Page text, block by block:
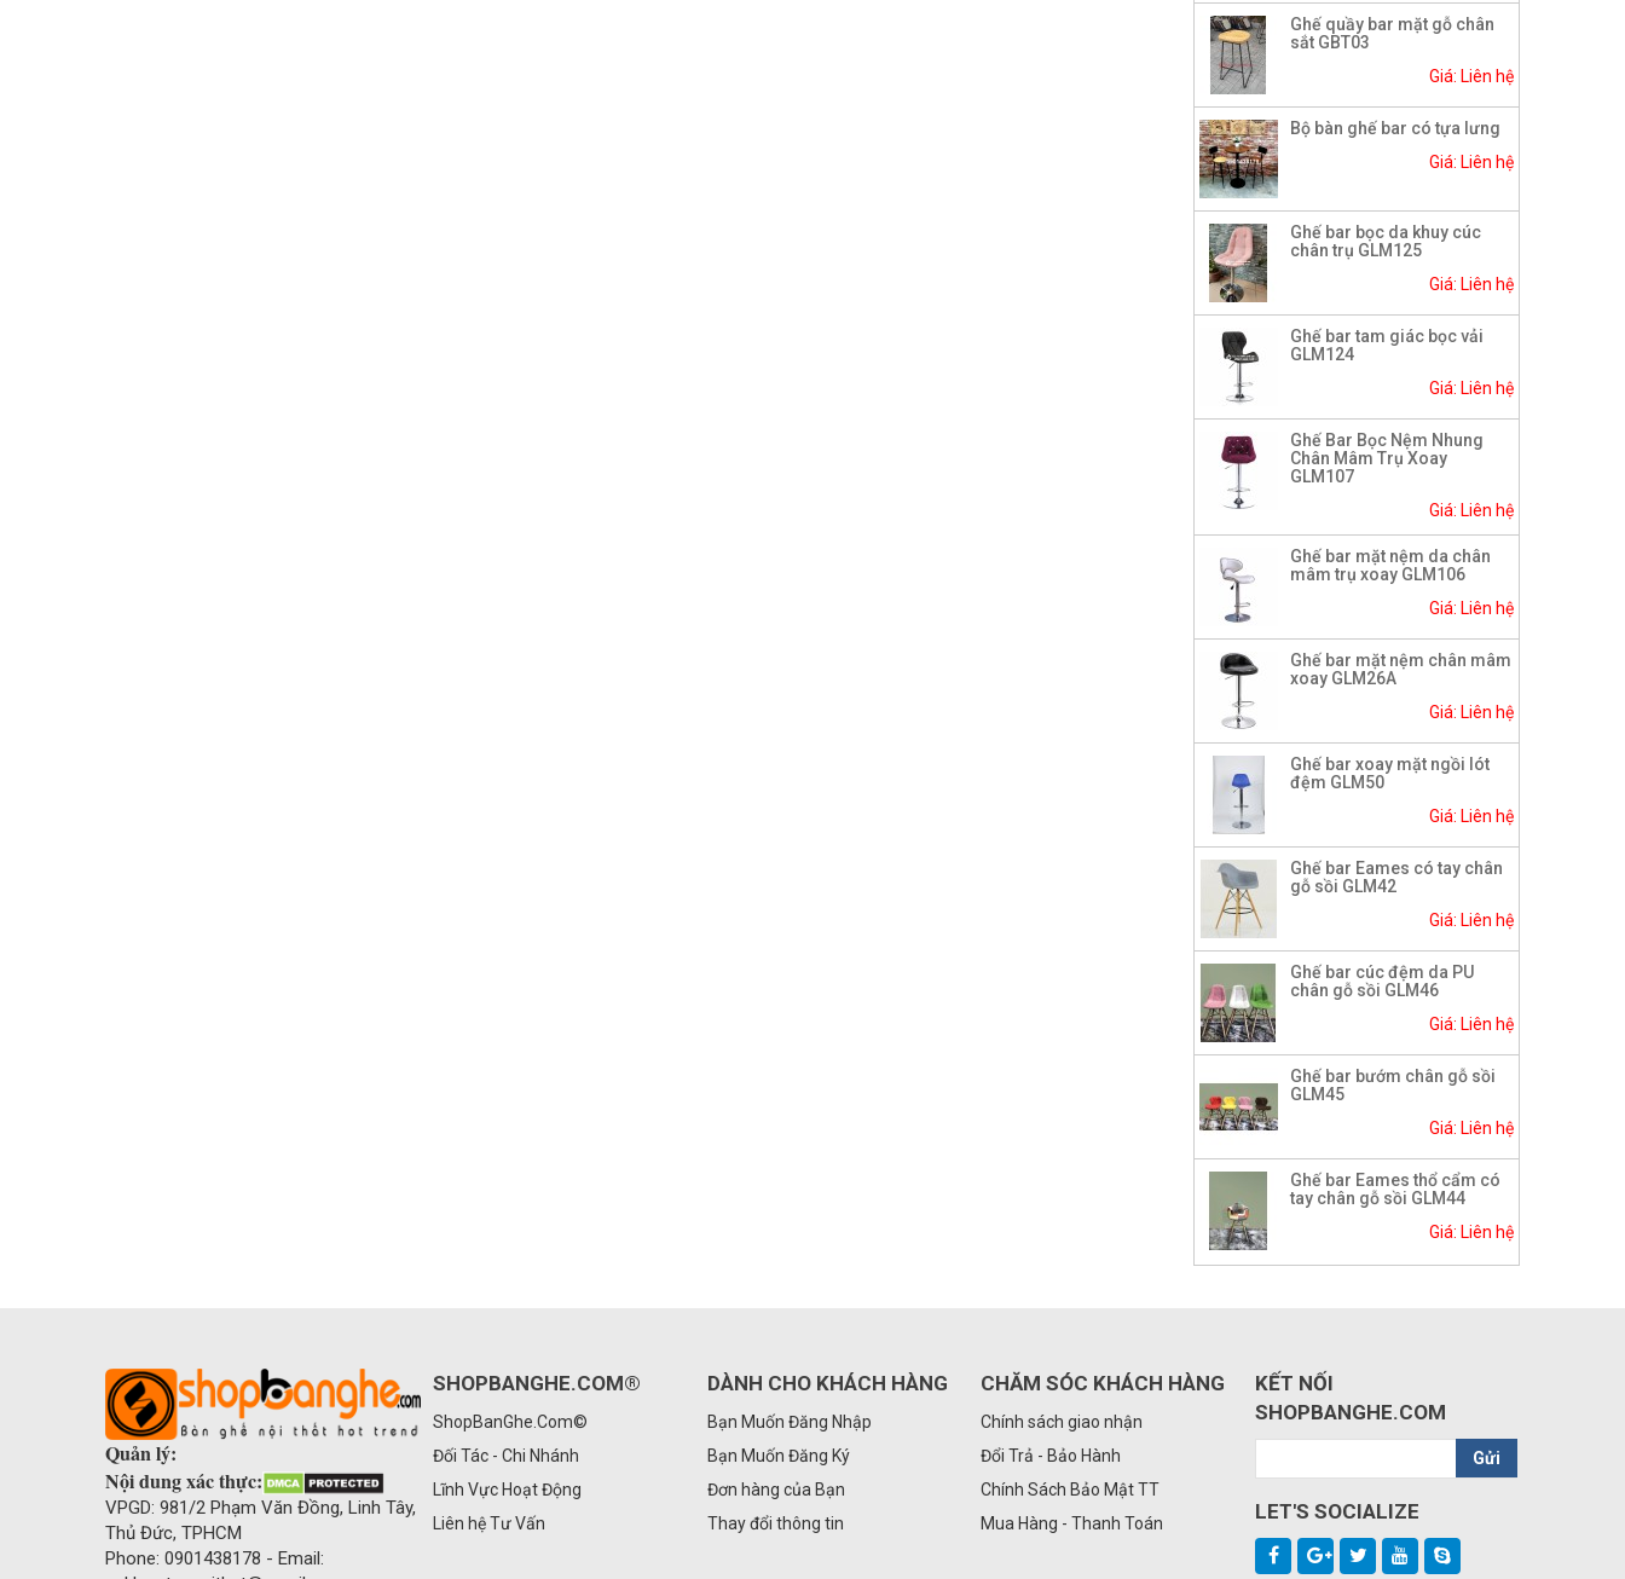
Ghế quầy bar mặt gỗ chân
sắt GBT03
Giá: Liên hệ
Bộ bàn ghế bar có tựa lưng
Giá: Liên hệ
Ghế bar bọc da khuy cúc
chân trụ GLM125
Giá: Liên hệ
Ghế bar tam giác bọc vải
GLM124
Giá: Liên hệ
Ghế Bar Bọc Nệm Nhung
Chân Mâm Trụ Xoay
GLM107
Giá: Liên hệ
Ghế bar mặt nệm da chân
mâm trụ xoay GLM106
Giá: Liên hệ
Ghế bar mặt nệm chân mâm
xoay GLM26A
Giá: Liên hệ
Ghế bar xoay mặt ngồi lót
đệm GLM50
Giá: Liên hệ
Ghế bar Eames có tay chân
gỗ sồi GLM42
Giá: Liên hệ
Ghế bar cúc đệm da PU
chân gỗ sồi GLM46
Giá: Liên hệ
Ghế bar bướm chân gỗ sồi
GLM45
Giá: Liên hệ
Ghế bar Eames thổ cẩm có
tay chân gỗ sồi GLM44
Giá: Liên hệ
Quản lý:
Nội dung xác thực:
VPGD: 981/2 Phạm Văn Đồng, Linh Tây,
Thủ Đức, TPHCM
Phone: 0901438178 - Email:
SHOPBANGHE.COM®
ShopBanGhe.Com©
Đối Tác - Chi Nhánh
Lĩnh Vực Hoạt Động
Liên hệ Tư Vấn
DÀNH CHO KHÁCH HÀNG
Bạn Muốn Đăng Nhập
Bạn Muốn Đăng Ký
Đơn hàng của Bạn
Thay đổi thông tin
CHĂM SÓC KHÁCH HÀNG
Chính sách giao nhận
Đổi Trả - Bảo Hành
Chính Sách Bảo Mật TT
Mua Hàng - Thanh Toán
KẾT NỐI
SHOPBANGHE.COM
Gửi
LET'S SOCIALIZE